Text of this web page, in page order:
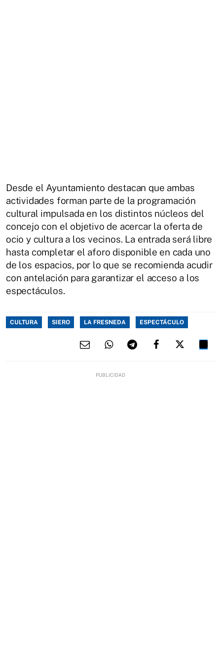
Desde el Ayuntamiento destacan que ambas
actividades forman parte de la programación
cultural impulsada en los distintos núcleos del
concejo con el objetivo de acercar la oferta de
ocio y cultura a los vecinos. La entrada será libre
hasta completar el aforo disponible en cada uno
de los espacios, por lo que se recomienda acudir
con antelación para garantizar el acceso a los
espectáculos.
CULTURA SIERO LA FRESNEDA ESPECTÁCULO